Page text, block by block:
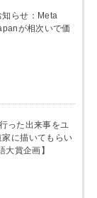
らせ：Meta
が相次いで価
った出来事をユ
に描いてもらい
賞企画】